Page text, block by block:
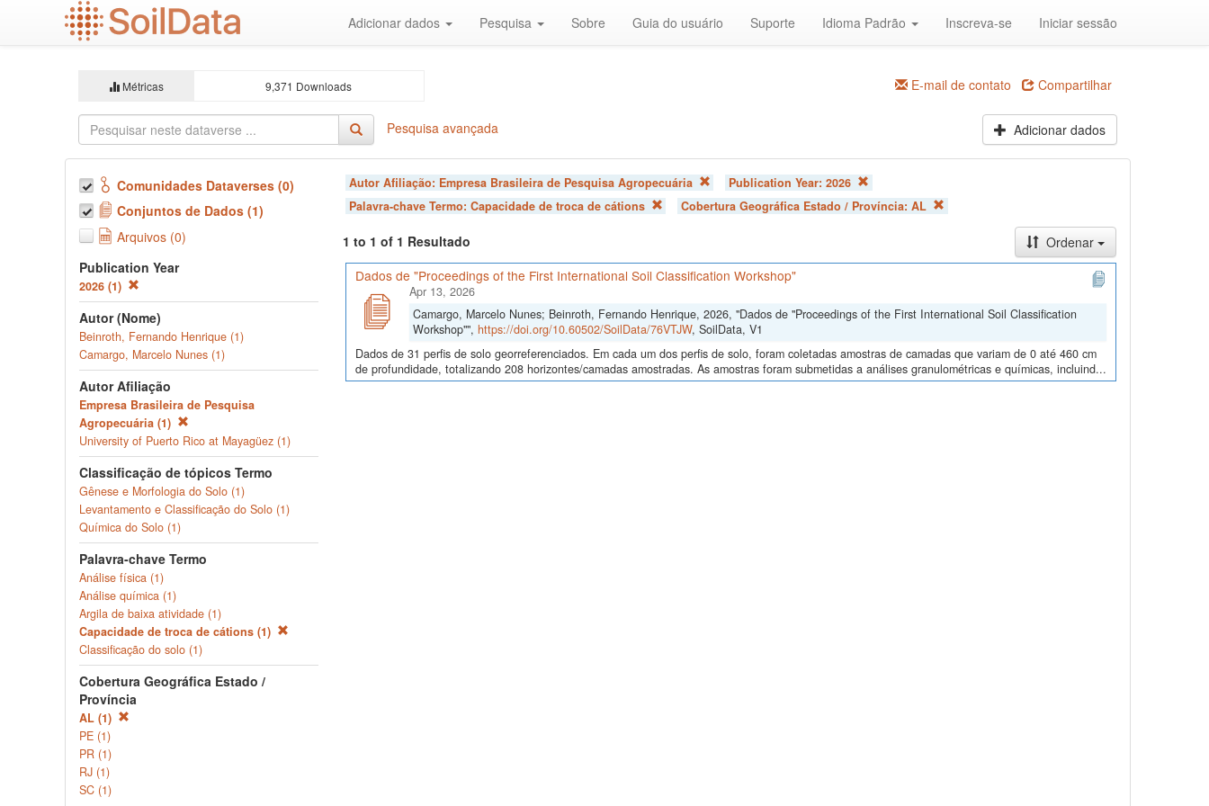
Adicionar dados Pesquisa Sobre Guia do usuário Suporte Idioma Padrão Inscreva-se Iniciar sessão
Métricas 9,371 Downloads E-mail de contato Compartilhar
Pesquisa avançada Adicionar dados
Comunidades Dataverses (0)
Conjuntos de Dados (1)
Arquivos (0)
Publication Year
2026 (1)
Autor (Nome)
Beinroth, Fernando Henrique (1)
Camargo, Marcelo Nunes (1)
Autor Afiliação
Empresa Brasileira de Pesquisa
Agropecuária (1)
University of Puerto Rico at Mayagüez (1)
Classificação de tópicos Termo
Gênese e Morfologia do Solo (1)
Levantamento e Classificação do Solo (1)
Química do Solo (1)
Palavra-chave Termo
Análise física (1)
Análise química (1)
Argila de baixa atividade (1)
Capacidade de troca de cátions (1)
Classificação do solo (1)
Cobertura Geográfica Estado /
Província
AL (1)
PE (1)
PR (1)
RJ (1)
SC (1)
Autor Afiliação: Empresa Brasileira de Pesquisa Agropecuária Publication Year: 2026
Palavra-chave Termo: Capacidade de troca de cátions Cobertura Geográfica Estado / Província: AL
1 to 1 of 1 Resultado
Ordenar
Dados de "Proceedings of the First International Soil Classification Workshop"
Apr 13, 2026
Camargo, Marcelo Nunes; Beinroth, Fernando Henrique, 2026, "Dados de "Proceedings of the First International Soil Classification
Workshop"", https://doi.org/10.60502/SoilData/76VTJW, SoilData, V1
Dados de 31 perfis de solo georreferenciados. Em cada um dos perfis de solo, foram coletadas amostras de camadas que variam de 0 até 460 cm
de profundidade, totalizando 208 horizontes/camadas amostradas. As amostras foram submetidas a análises granulométricas e químicas, incluind...